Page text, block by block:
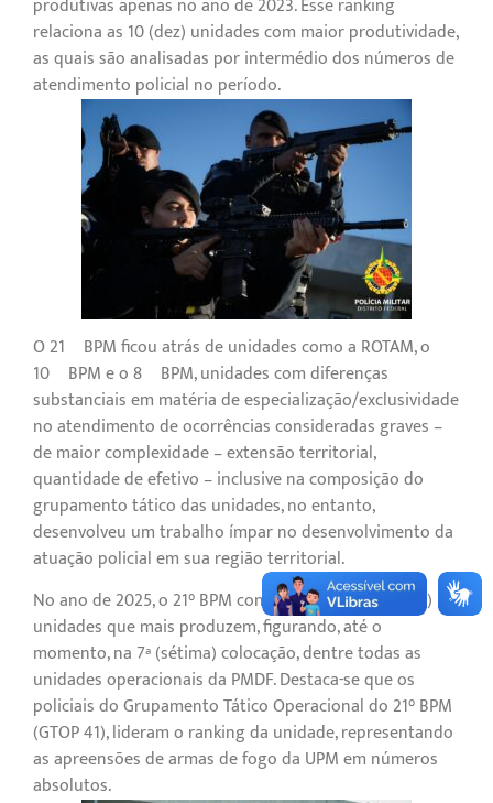
relaciona as 10 (dez) unidades com maior produtividade,
as quais são analisadas por intermédio dos números de
atendimento policial no período.
O 21º BPM ficou atrás de unidades como a ROTAM, o
10º BPM e o 8º BPM, unidades com diferenças
substanciais em matéria de especialização/exclusividade
no atendimento de ocorrências consideradas graves –
de maior complexidade – extensão territorial,
quantidade de efetivo – inclusive na composição do
grupamento tático das unidades, no entanto,
desenvolveu um trabalho ímpar no desenvolvimento da
atuação policial em sua região territorial.
No ano de 2025, o 21° BPM continua entre as 10 (dez)
unidades que mais produzem, figurando, até o
momento, na 7ª (sétima) colocação, dentre todas as
unidades operacionais da PMDF. Destaca-se que os
policiais do Grupamento Tático Operacional do 21° BPM
(GTOP 41), lideram o ranking da unidade, representando
as apreensões de armas de fogo da UPM em números
absolutos.